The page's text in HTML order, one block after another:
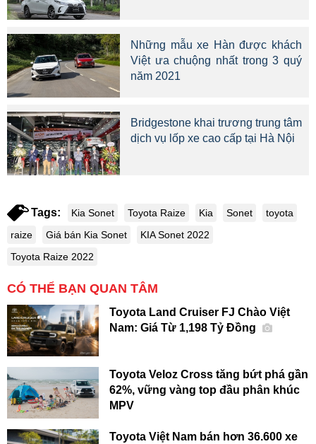
Những mẫu xe Hàn được khách
Việt ưa chuộng nhất trong 3 quý
năm 2021
Bridgestone khai trương trung tâm
dịch vụ lốp xe cao cấp tại Hà Nội
Tags: Kia Sonet Toyota Raize Kia Sonet
toyota
raize
Giá bán Kia Sonet
KIA Sonet 2022
Toyota Raize 2022
CÓ THỂ BẠN QUAN TÂM
Toyota Land Cruiser FJ Chào Việt
Nam: Giá Từ 1,198 Tỷ Đồng
Toyota Veloz Cross tăng bứt phá gần
62%, vững vàng top đầu phân khúc
MPV
Toyota Việt Nam bán hơn 36.600 xe